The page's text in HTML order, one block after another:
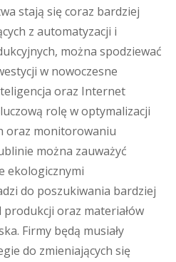
stają się coraz bardziej
z automatyzacji i
można spodziewać
w nowoczesne
oraz Internet
rolę w optymalizacji
oraz monitorowaniu
można zauważyć
ekologicznymi
do poszukiwania bardziej
oraz materiałów
Firmy będą musiały
do zmieniających się